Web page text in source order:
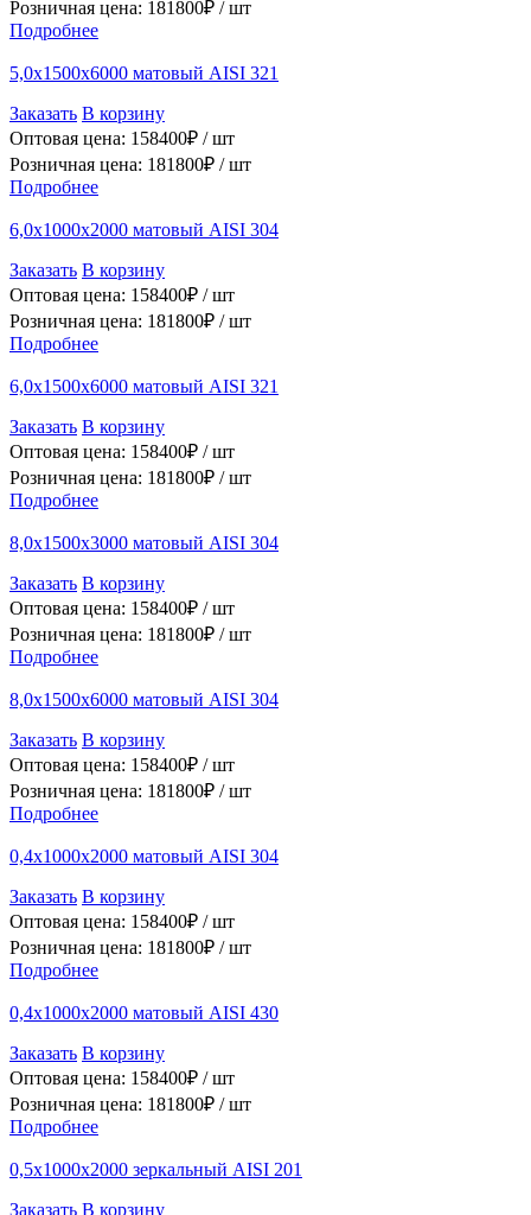
Розничная цена: 181800₽ /шт
Подробнее
5,0х1500х6000 матовый AISI 321
Заказать В корзину
Оптовая цена: 158400₽ /шт
Розничная цена: 181800₽ /шт
Подробнее
6,0х1000х2000 матовый AISI 304
Заказать В корзину
Оптовая цена: 158400₽ /шт
Розничная цена: 181800₽ /шт
Подробнее
6,0х1500х6000 матовый AISI 321
Заказать В корзину
Оптовая цена: 158400₽ /шт
Розничная цена: 181800₽ /шт
Подробнее
8,0х1500х3000 матовый AISI 304
Заказать В корзину
Оптовая цена: 158400₽ /шт
Розничная цена: 181800₽ /шт
Подробнее
8,0х1500х6000 матовый AISI 304
Заказать В корзину
Оптовая цена: 158400₽ /шт
Розничная цена: 181800₽ /шт
Подробнее
0,4х1000х2000 матовый AISI 304
Заказать В корзину
Оптовая цена: 158400₽ /шт
Розничная цена: 181800₽ /шт
Подробнее
0,4х1000х2000 матовый AISI 430
Заказать В корзину
Оптовая цена: 158400₽ /шт
Розничная цена: 181800₽ /шт
Подробнее
0,5х1000х2000 зеркальный AISI 201
Заказать В корзину